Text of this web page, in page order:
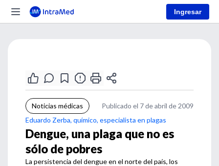
Ingresar
Noticias médicas
Publicado el 7 de abril de 2009
Eduardo Zerba, químico, especialista en plagas
Dengue, una plaga que no es
sólo de pobres
La persistencia del dengue en el norte del país, los